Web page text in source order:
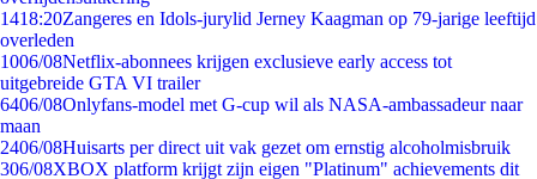
1418:20Zangeres en Idols-jurylid Jerney Kaagman op 79-jarige leeftijd
overleden
1006/08Netflix-abonnees krijgen exclusieve early access tot
uitgebreide GTA VI trailer
6406/08Onlyfans-model met G-cup wil als NASA-ambassadeur naar
maan
2406/08Huisarts per direct uit vak gezet om ernstig alcoholmisbruik
306/08XBOX platform krijgt zijn eigen "Platinum" achievements dit